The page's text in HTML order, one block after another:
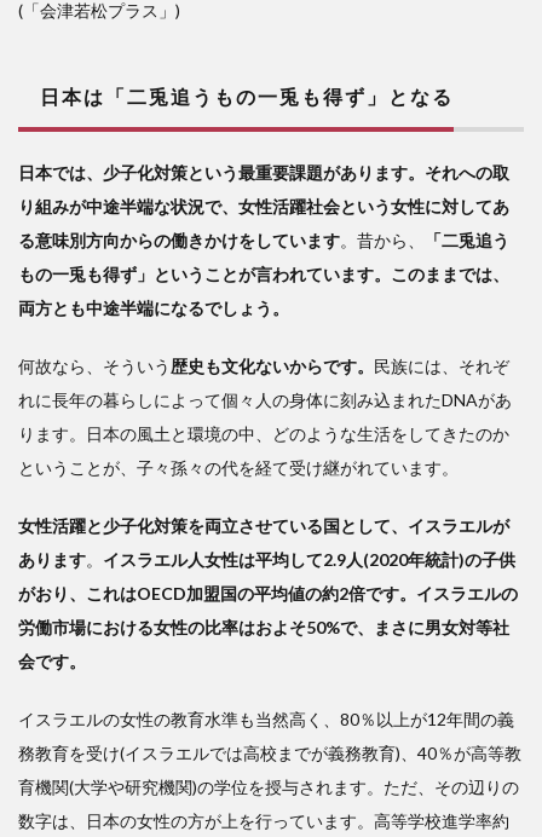
(「会津若松プラス」)
日本は「二兎追うもの一兎も得ず」となる
日本では、少子化対策という最重要課題があります。それへの取
り組みが中途半端な状況で、女性活躍社会という女性に対してあ
る意味別方向からの働きかけをしています。昔から、
「二兎追う
もの一兎も得ず」ということが言われています。このままでは、
両方とも中途半端になるでしょう。
何故なら、そういう 歴史も文化ないからです。 民族には、それぞ
れに長年の暮らしによって個々人の身体に刻み込まれたDNAがあ
ります。日本の風土と環境の中、どのような生活をしてきたのか
ということが、子々孫々の代を経て受け継がれています。
女性活躍と少子化対策を両立させている国として、イスラエルが
あります。 イスラエル人女性は平均して2.9人(2020年統計)の子供
がおり、これはOECD加盟国の平均値の約2倍です。イスラエルの
労働市場における女性の比率はおよそ50%で、まさに男女対等社
会です。
イスラエルの女性の教育水準も当然高く、80％以上が12年間の義
務教育を受け(イスラエルでは高校までが義務教育)、40％が高等教
育機関(大学や研究機関)の学位を授与されます。ただ、その辺りの
数字は、日本の女性の方が上を行っています。高等学校進学率約